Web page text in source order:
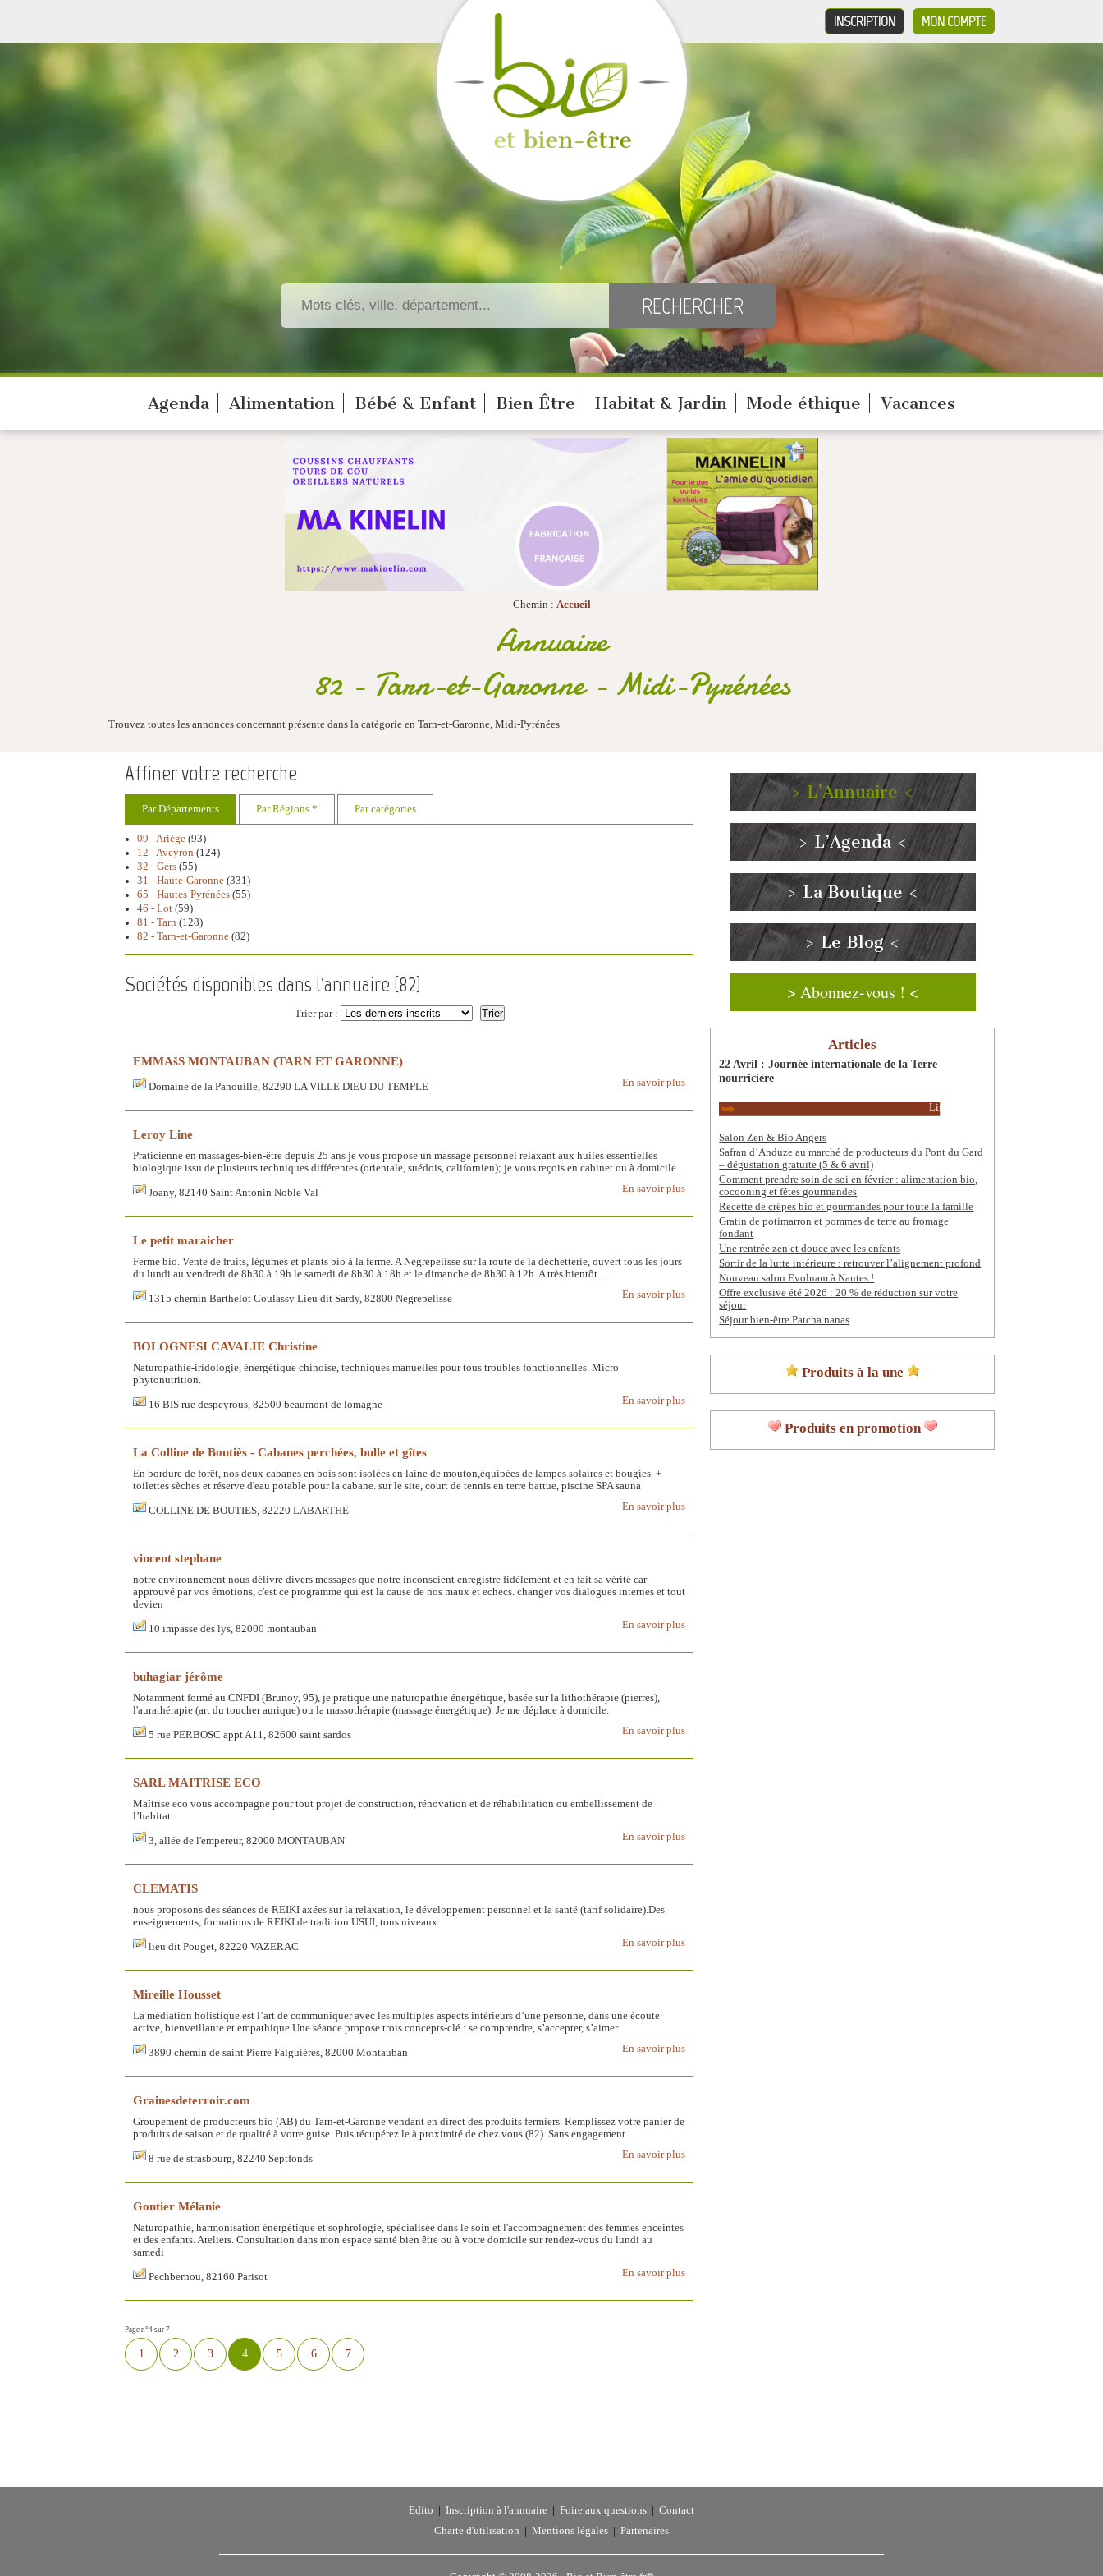
MON COMPTE
INSCRIPTION
Agenda Alimentation Bébé & Enfant Bien Être Habitat & Jardin Mode éthique Vacances
Chemin : Accueil
Annuaire
82 - Tarn-et-Garonne - Midi-Pyrénées
Trouvez toutes les annonces concernant présente dans la catégorie en Tarn-et-Garonne, Midi-Pyrénées
Affiner votre recherche
Par Départements Par Régions * Par catégories
09 - Ariège (93)
12 - Aveyron (124)
32 - Gers (55)
31 - Haute-Garonne (331)
65 - Hautes-Pyrénées (55)
46 - Lot (59)
81 - Tarn (128)
82 - Tarn-et-Garonne (82)
Sociétés disponibles dans l'annuaire (82)
Trier par :
EMMAšS MONTAUBAN (TARN ET GARONNE)
En savoir plus
Domaine de la Panouille, 82290 LA VILLE DIEU DU TEMPLE
Leroy Line
Praticienne en massages-bien-être depuis 25 ans je vous propose un massage personnel relaxant aux huiles essentielles
biologique issu de plusieurs techniques différentes (orientale, suédois, californien); je vous reçois en cabinet ou à domicile.
En savoir plus
Joany, 82140 Saint Antonin Noble Val
Le petit maraicher
Ferme bio. Vente de fruits, légumes et plants bio à la ferme. A Negrepelisse sur la route de la déchetterie, ouvert tous les jours
du lundi au vendredi de 8h30 à 19h le samedi de 8h30 à 18h et le dimanche de 8h30 à 12h. A très bientôt ...
En savoir plus
1315 chemin Barthelot Coulassy Lieu dit Sardy, 82800 Negrepelisse
BOLOGNESI CAVALIE Christine
Naturopathie-iridologie, énergétique chinoise, techniques manuelles pour tous troubles fonctionnelles. Micro
phytonutrition.
En savoir plus
16 BIS rue despeyrous, 82500 beaumont de lomagne
La Colline de Boutiès - Cabanes perchées, bulle et gîtes
En bordure de forêt, nos deux cabanes en bois sont isolées en laine de mouton,équipées de lampes solaires et bougies. +
toilettes sèches et réserve d'eau potable pour la cabane. sur le site, court de tennis en terre battue, piscine SPA sauna
En savoir plus
COLLINE DE BOUTIES, 82220 LABARTHE
vincent stephane
notre environnement nous délivre divers messages que notre inconscient enregistre fidèlement et en fait sa vérité car
approuvé par vos émotions, c'est ce programme qui est la cause de nos maux et echecs. changer vos dialogues internes et tout
devien
En savoir plus
10 impasse des lys, 82000 montauban
buhagiar jérôme
Notamment formé au CNFDI (Brunoy, 95), je pratique une naturopathie énergétique, basée sur la lithothérapie (pierres),
l'aurathérapie (art du toucher aurique) ou la massothérapie (massage énergétique). Je me déplace à domicile.
En savoir plus
5 rue PERBOSC appt A11, 82600 saint sardos
SARL MAITRISE ECO
Maîtrise eco vous accompagne pour tout projet de construction, rénovation et de réhabilitation ou embellissement de
l’habitat.
En savoir plus
3, allée de l'empereur, 82000 MONTAUBAN
CLEMATIS
nous proposons des séances de REIKI axées sur la relaxation, le développement personnel et la santé (tarif solidaire).Des
enseignements, formations de REIKI de tradition USUI, tous niveaux.
En savoir plus
lieu dit Pouget, 82220 VAZERAC
Mireille Housset
La médiation holistique est l’art de communiquer avec les multiples aspects intérieurs d’une personne, dans une écoute
active, bienveillante et empathique.Une séance propose trois concepts-clé : se comprendre, s’accepter, s’aimer.
En savoir plus
3890 chemin de saint Pierre Falguières, 82000 Montauban
Grainesdeterroir.com
Groupement de producteurs bio (AB) du Tarn-et-Garonne vendant en direct des produits fermiers. Remplissez votre panier de
produits de saison et de qualité à votre guise. Puis récupérez le à proximité de chez vous.(82). Sans engagement
En savoir plus
8 rue de strasbourg, 82240 Septfonds
Gontier Mélanie
Naturopathie, harmonisation énergétique et sophrologie, spécialisée dans le soin et l'accompagnement des femmes enceintes
et des enfants. Ateliers. Consultation dans mon espace santé bien être ou à votre domicile sur rendez-vous du lundi au
samedi
En savoir plus
Pechbernou, 82160 Parisot
Page n°4 sur 7
1 2 3 4 5 6 7
> L’Annuaire <
> L’Agenda <
> La Boutique <
> Le Blog <
> Abonnez-vous ! <
Articles
22 Avril : Journée internationale de la Terre
nourricière
Lire la suite
Salon Zen & Bio Angers
Safran d’Anduze au marché de producteurs du Pont du Gard
– dégustation gratuite (5 & 6 avril)
Comment prendre soin de soi en février : alimentation bio,
cocooning et fêtes gourmandes
Recette de crêpes bio et gourmandes pour toute la famille
Gratin de potimarron et pommes de terre au fromage
fondant
Une rentrée zen et douce avec les enfants
Sortir de la lutte intérieure : retrouver l’alignement profond
Nouveau salon Evoluam à Nantes !
Offre exclusive été 2026 : 20 % de réduction sur votre
séjour
Séjour bien-être Patcha nanas
Produits à la une
Produits en promotion
Edito | Inscription à l'annuaire | Foire aux questions | Contact
Charte d'utilisation | Mentions légales | Partenaires